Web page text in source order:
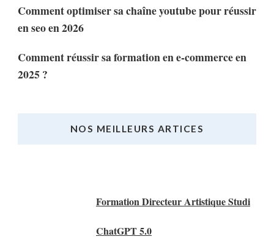
Comment optimiser sa chaîne youtube pour réussir
en seo en 2026
Comment réussir sa formation en e-commerce en
2025 ?
NOS MEILLEURS ARTICES
Formation Directeur Artistique Studi
ChatGPT 5.0